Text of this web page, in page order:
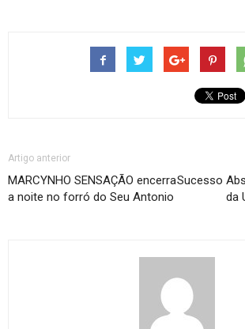
Artigo anterior
MARCYNHO SENSAÇÃO encerra
a noite no forró do Seu Antonio
Sucesso
da